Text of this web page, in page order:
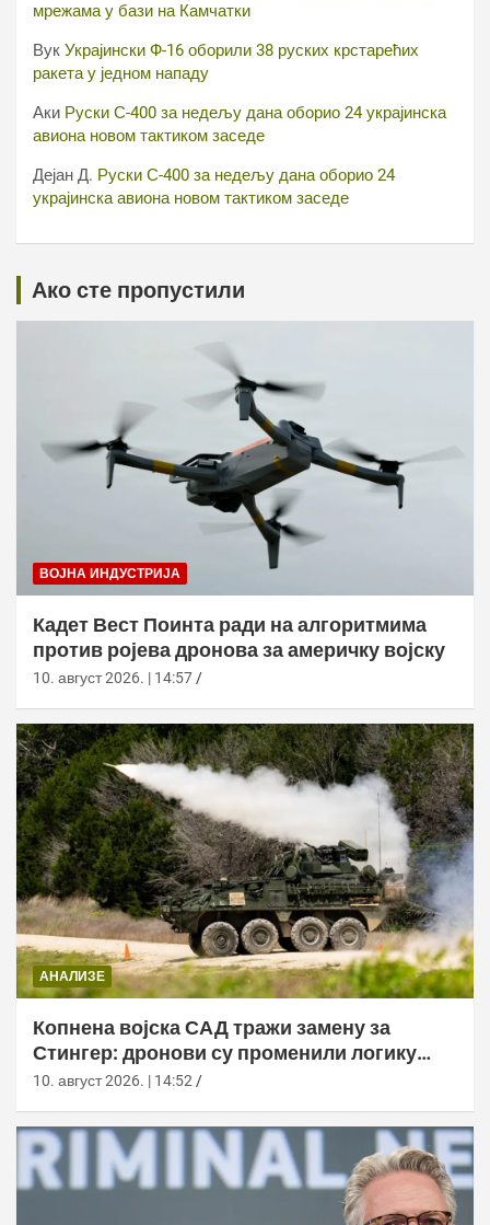
мрежама у бази на Камчатки
Вук Украјински Ф-16 оборили 38 руских крстарећих
ракета у једном нападу
Аки Руски С-400 за недељу дана оборио 24 украјинска
авиона новом тактиком заседе
Дејан Д. Руски С-400 за недељу дана оборио 24
украјинска авиона новом тактиком заседе
Ако сте пропустили
ВОЈНА ИНДУСТРИЈА
Кадет Вест Поинта ради на алгоритмима
против ројева дронова за америчку војску
10. август 2026. | 14:57
АНАЛИЗЕ
Копнена војска САД тражи замену за
Стингер: дронови су променили логику
ПВО
10. август 2026. | 14:52